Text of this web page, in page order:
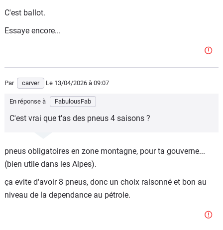
C'est ballot.
Essaye encore...
Par carver Le 13/04/2026 à 09:07
En réponse à FabulousFab
C'est vrai que t'as des pneus 4 saisons ?
pneus obligatoires en zone montagne, pour ta gouverne...
(bien utile dans les Alpes).
ça evite d'avoir 8 pneus, donc un choix raisonné et bon au
niveau de la dependance au pétrole.